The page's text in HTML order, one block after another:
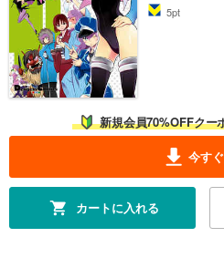
5pt
新規会員70%OFFクー
今す
カートに入れる